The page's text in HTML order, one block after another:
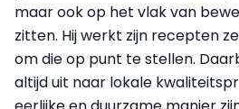
maar ook op het vlak van
zitten. Hij werkt zijn recepten
om die op punt te stellen.
altijd uit naar lokale